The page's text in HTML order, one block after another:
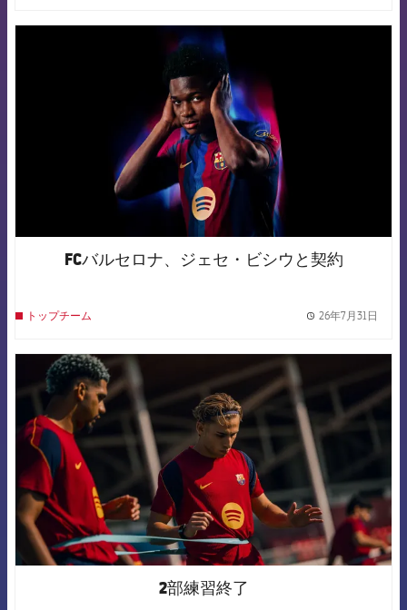
FCB Barcelona badge
FCバルセロナ、ジェセ・ビシウと契約
トップチーム 26年7月31日
FCB Barcelona badge
2部練習終了